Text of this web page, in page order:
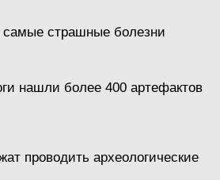
страшные болезни
нашли более 400 артефактов
проводить археологические